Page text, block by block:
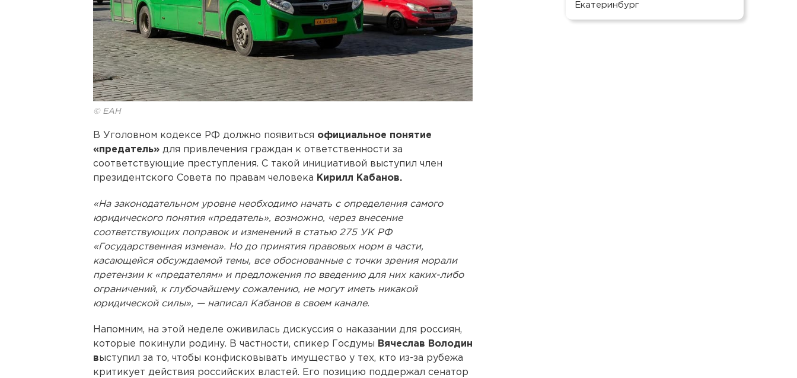
© ЕАН
В Уголовном кодексе РФ должно появиться официальное понятие
«предатель» для привлечения граждан к ответственности за
соответствующие преступления. С такой инициативой выступил член
президентского Совета по правам человека Кирилл Кабанов.
«На законодательном уровне необходимо начать с определения самого
юридического понятия «предатель», возможно, через внесение
соответствующих поправок и изменений в статью 275 УК РФ
«Государственная измена». Но до принятия правовых норм в части,
касающейся обсуждаемой темы, все обоснованные с точки зрения морали
претензии к «предателям» и предложения по введению для них каких-либо
ограничений, к глубочайшему сожалению, не могут иметь никакой
юридической силы», — написал Кабанов в своем канале.
Напомним, на этой неделе оживилась дискуссия о наказании для россиян,
которые покинули родину. В частности, спикер Госдумы Вячеслав Володин
выступил за то, чтобы конфисковывать имущество у тех, кто из-за рубежа
критикует действия российских властей. Его позицию поддержал сенатор
Екатеринбург